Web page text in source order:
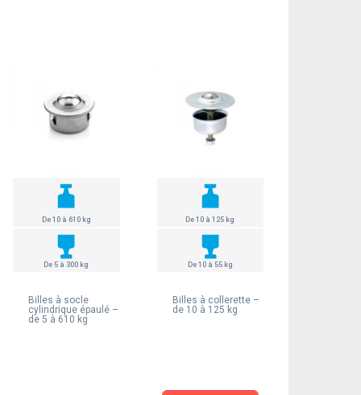
De 10 à 610 kg
De 5 à 300 kg
Billes à socle
cylindrique épaulé –
de 5 à 610 kg
De 10 à 125 kg
De 10 à 55 kg
Billes à collerette –
de 10 à 125 kg